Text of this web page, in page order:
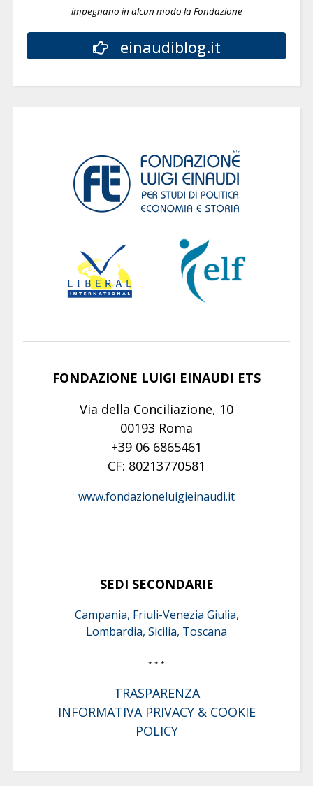
impegnano in alcun modo la Fondazione
einaudiblog.it
FONDAZIONE LUIGI EINAUDI ETS
Via della Conciliazione, 10
00193 Roma
+39 06 6865461
CF: 80213770581
www.fondazioneluigieinaudi.it
SEDI SECONDARIE
Campania, Friuli-Venezia Giulia,
Lombardia, Sicilia, Toscana
* * *
TRASPARENZA
INFORMATIVA PRIVACY & COOKIE
POLICY